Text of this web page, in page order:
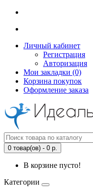
Личный кабинет
Регистрация
Авторизация
Мои закладки (0)
Корзина покупок
Оформление заказа
0 товар(ов) - 0 р.
В корзине пусто!
Категории